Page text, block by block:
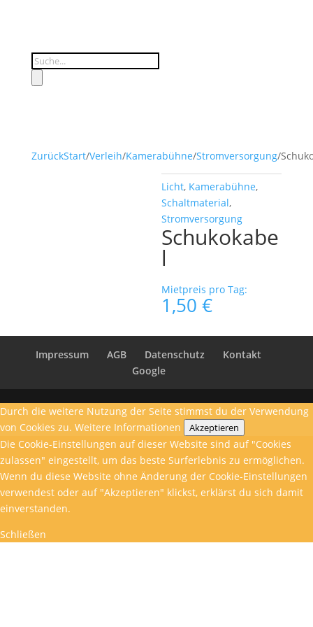
Products
search
ZurückStart/Verleih/Kamerabühne/Stromversorgung/
Licht, Kamerabühne,
Schaltmaterial,
Stromversorgung
Schukokabe
l
Mietpreis pro Tag:
1,50€
Impressum AGB Datenschutz
Kontakt
Google
Durch die weitere Nutzung der Seite stimmst du der Verwendung
von Cookies zu. Weitere Informationen Akzeptieren
Die Cookie-Einstellungen auf dieser Website sind auf "Cookies
zulassen" eingestellt, um das beste Surferlebnis zu ermöglichen.
Wenn du diese Website ohne Änderung der Cookie-Einstellungen
verwendest oder auf "Akzeptieren" klickst, erklärst du sich damit
einverstanden.
Schließen